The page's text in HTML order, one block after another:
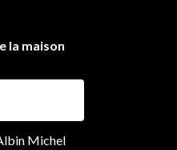
la maison
Michel